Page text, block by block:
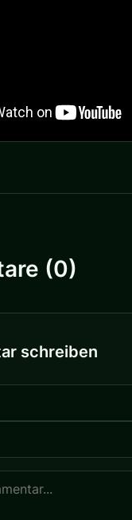
(0)
schreiben